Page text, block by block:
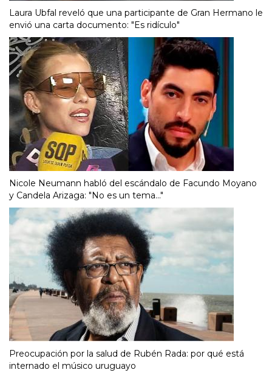
Laura Ubfal reveló que una participante de Gran Hermano le
envió una carta documento: "Es ridículo"
Nicole Neumann habló del escándalo de Facundo Moyano
y Candela Arizaga: "No es un tema..."
Preocupación por la salud de Rubén Rada: por qué está
internado el músico uruguayo